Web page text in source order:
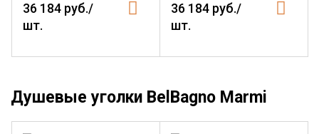
36 184 руб./
шт.
36 184 руб./
шт.
Душевые уголки BelBagno Marmi